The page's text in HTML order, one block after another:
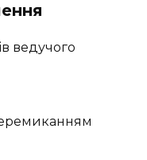
ведучого